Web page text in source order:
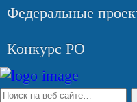
Федеральные
Конкурс РО